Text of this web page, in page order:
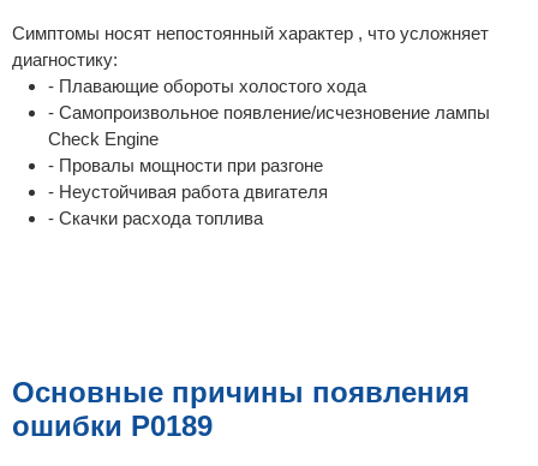
Симптомы носят непостоянный характер , что усложняет
диагностику:
- Плавающие обороты холостого хода
- Самопроизвольное появление/исчезновение лампы
Check Engine
- Провалы мощности при разгоне
- Неустойчивая работа двигателя
- Скачки расхода топлива
Основные причины появления
ошибки P0189